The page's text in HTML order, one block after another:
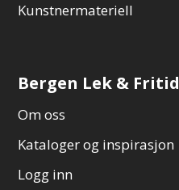
Kunstnermateriell
Bergen Lek & Fritid
Om oss
Kataloger og inspirasjon
Logg inn